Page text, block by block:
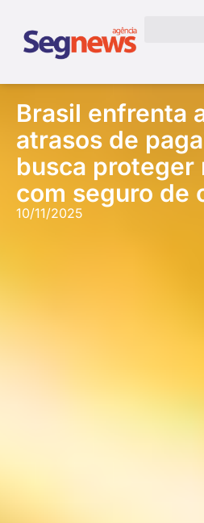
Brasil enfrenta
atrasos de
busca proteger
com seguro de
10/11/2025